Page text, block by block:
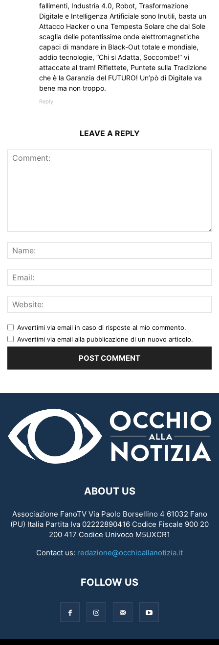
fallimenti, Industria 4.0, Robot, Trasformazione
Digitale e Intelligenza Artificiale sono Inutili, basta un
Attacco Hacker o una Tempesta Solare che dal Sole
scaglia delle potentissime onde elettromagnetiche
capaci di mandare in Black-Out totale e mondiale,
addio tecnologie, “Chi si Adatta, Soccombe!” vi
attaccate al tram! Riflettete, Puntete sulla Tradizione
che è la Garanzia del FUTURO! Un’pò di Digitale va
bene ma non troppo.
Reply
LEAVE A REPLY
Avvertimi via email in caso di risposte al mio commento.
Avvertimi via email alla pubblicazione di un nuovo articolo.
ABOUT US
Associazione FanoTV Via Paolo Borsellino 4 61032 Fano
(PU) Italia Partita Iva 02222890416 Codice Fiscale 900 20
200 417 Codice Univoco M5UXCR1
Contact us: redazione@occhioallanotizia.it
FOLLOW US